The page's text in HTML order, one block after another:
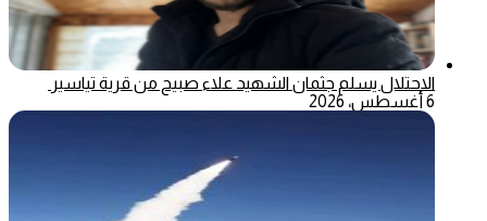
الاحتلال يسلم جثمان الشهيد علاء صبيح من قرية تياسير
6 أغسطس، 2026